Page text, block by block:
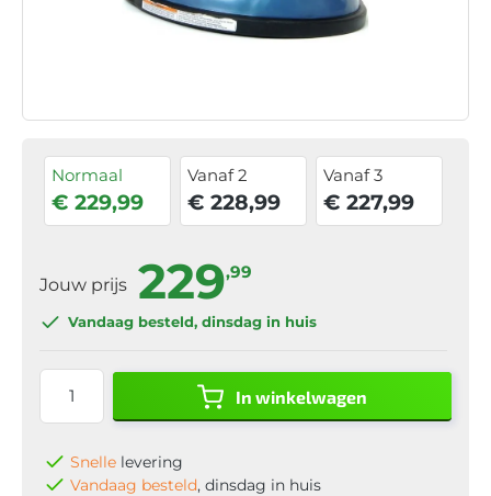
Normaal
€ 229,99
Vanaf 2
€ 228,99
Vanaf 3
€ 227,99
Jouw prijs 229,99
Vandaag besteld, dinsdag in huis
In winkelwagen
Snelle levering
Vandaag besteld, dinsdag in huis